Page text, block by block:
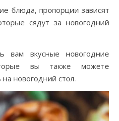
блюда, пропорции зависят
сядут за новогодний
вам вкусные новогодние
вы также можете
новогодний стол.